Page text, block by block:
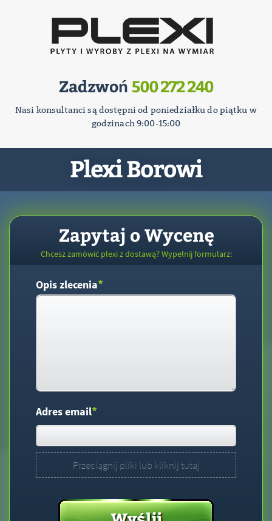
Zadzwoń 500 272 240
Nasi konsultanci są dostępni od poniedziałku do piątku w
godzinach 9:00-15:00
Plexi Borowi
Zapytaj o Wycenę
Chcesz zamówić plexi z dostawą? Wypełnij formularz:
Opis zlecenia*
Adres email*
Przeciągnij pliki lub kliknij tutaj